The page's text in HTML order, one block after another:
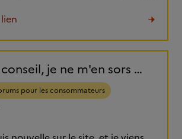
Besoin de conseil, je ne m'en sors plus.
pour les consommateurs